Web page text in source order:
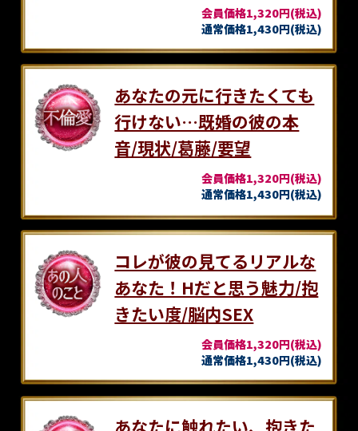
会員価格1,320円(税込)
通常価格1,430円(税込)
あなたの元に行きたくても
行けない…既婚の彼の本
音/現状/葛藤/要望
会員価格1,320円(税込)
通常価格1,430円(税込)
コレが彼の見てるリアルな
あなた！Hだと思う魅力/抱
きたい度/脳内SEX
会員価格1,320円(税込)
通常価格1,430円(税込)